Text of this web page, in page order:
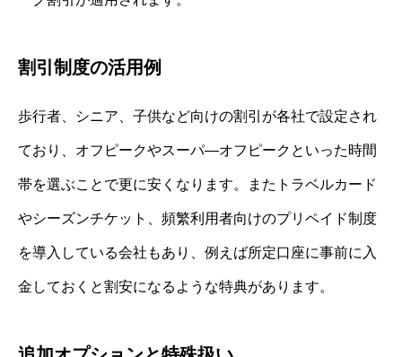
割引制度の活用例
歩行者、シニア、子供など向けの割引が各社で設定され
ており、オフピークやスーパ―オフピークといった時間
帯を選ぶことで更に安くなります。またトラベルカード
やシーズンチケット、頻繁利用者向けのプリペイド制度
を導入している会社もあり、例えば所定口座に事前に入
金しておくと割安になるような特典があります。